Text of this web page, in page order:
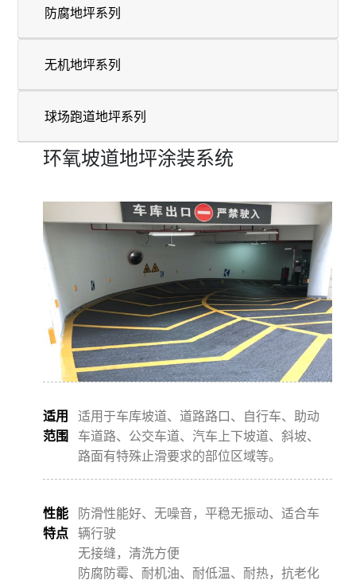
防腐地坪系列
无机地坪系列
球场跑道地坪系列
环氧坡道地坪涂装系统
适用
范围
适⽤于⻋库坡道、道路路⼝、⾃⾏⻋、助动
⻋道路、公交⻋道、汽⻋上下坡道、斜坡、
路⾯有特殊⽌滑要求的部位区域等。
性能
特点
防滑性能好、⽆噪⾳，平稳⽆振动、适合⻋
辆⾏驶
⽆接缝，清洗⽅便
防腐防霉、耐机油、耐低温、耐热，抗⽼化